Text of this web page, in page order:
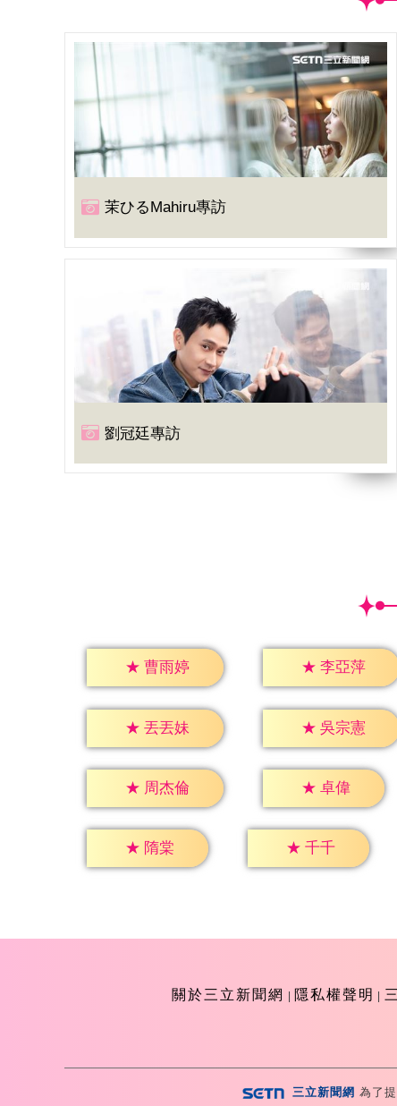
茉ひるMahiru專訪
劉冠廷專訪
★ 曹雨婷 ★ 李亞萍
★ 丟丟妹 ★ 吳宗憲
★ 周杰倫 ★ 卓偉
★ 隋棠 ★ 千千
關於三立新聞網 隱私權聲明
Copyright ©2026 Sanlih E-
三立新聞網 為了